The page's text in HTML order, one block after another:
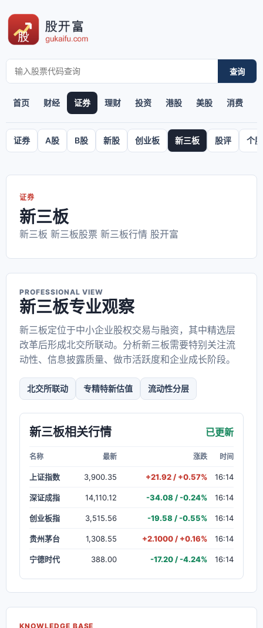
查询
首页 财经 证券 理财 投资 港股 美股 消费
证券 A股 B股 新股 创业板 新三板 股评 个
证券
新三板
新三板 新三板股票 新三板行情 股开富
PROFESSIONAL VIEW
新三板专业观察
新三板定位于中小企业股权交易与融资，其中精选层
改革后形成北交所联动。分析新三板需要特别关注流
动性、信息披露质量、做市活跃度和企业成长阶段。
北交所联动 专精特新估值 流动性分层
新三板相关行情 已更新
名称 最新 涨跌 时间
上证指数 3,900.35 +21.92 / +0.57% 16:14
深证成指 14,110.12 -34.08 / -0.24% 16:14
创业板指 3,515.56 -19.58 / -0.55% 16:14
贵州茅台 1,308.55 +2.1000 / +0.16% 16:14
宁德时代 388.00 -17.20 / -4.24% 16:14
KNOWLEDGE BASE